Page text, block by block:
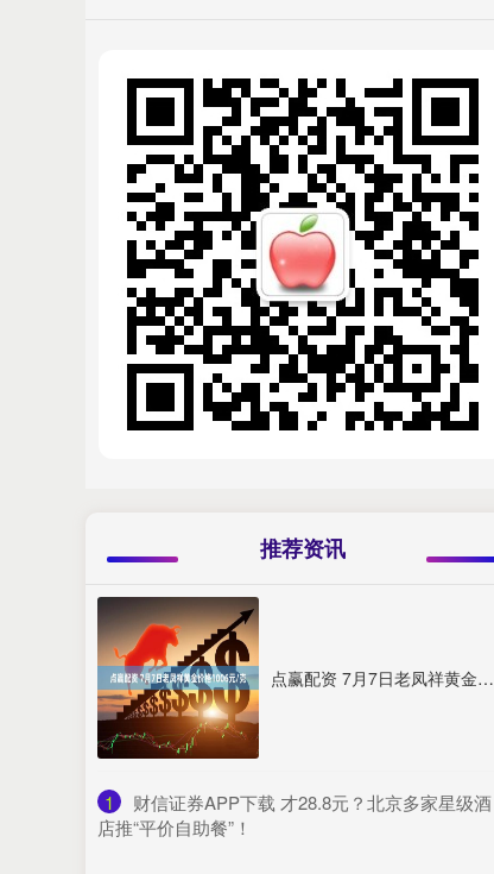
推荐资讯
点赢配资 7月7日老凤祥黄金价格1006元/克
1
​财信证券APP下载 才28.8元？北京多家星级酒
店推“平价自助餐”！